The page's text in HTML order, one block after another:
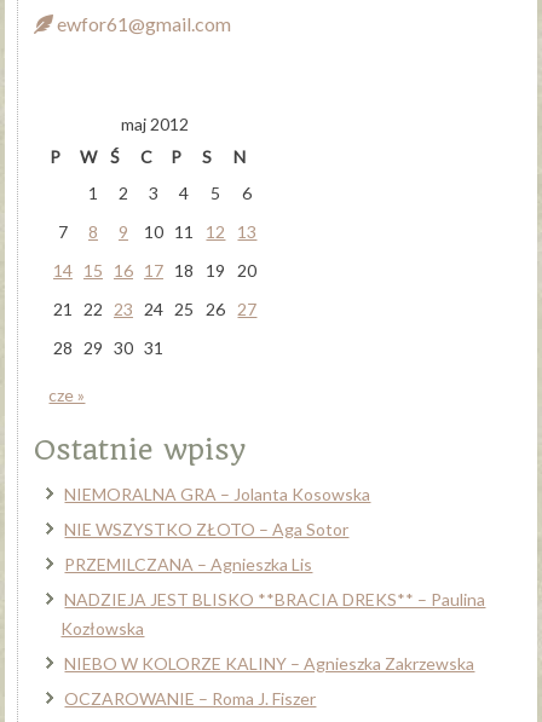
ewfor61@gmail.com
maj 2012
P
W Ś C P S
N
1
2 3 4 5
6
7
8 9 10 11 12
13
14 15 16 17 18 19
20
21
22 23 24 25 26
27
28
29 30 31
cze »
Ostatnie wpisy
NIEMORALNA GRA – Jolanta Kosowska
NIE WSZYSTKO ZŁOTO – Aga Sotor
PRZEMILCZANA – Agnieszka Lis
NADZIEJA JEST BLISKO **BRACIA DREKS** – Paulina
Kozłowska
NIEBO W KOLORZE KALINY – Agnieszka Zakrzewska
OCZAROWANIE – Roma J. Fiszer